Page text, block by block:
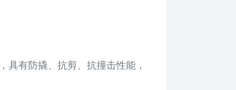
具有防撬、抗剪、抗撞击性能，